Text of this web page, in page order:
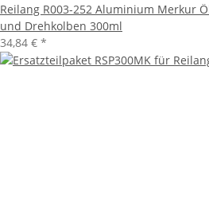
Reilang R003-252 Aluminium Merkur
und Drehkolben 300ml
34,84 € *